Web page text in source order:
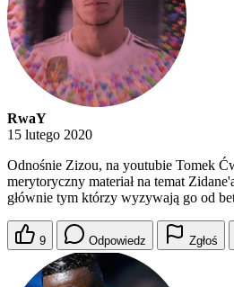
RwaY
15 lutego 2020
Odnośnie Zizou, na youtubie Tomek
merytoryczny materiał na temat
głównie tym którzy wyzywają go od
9 Odpowiedz Zgłoś